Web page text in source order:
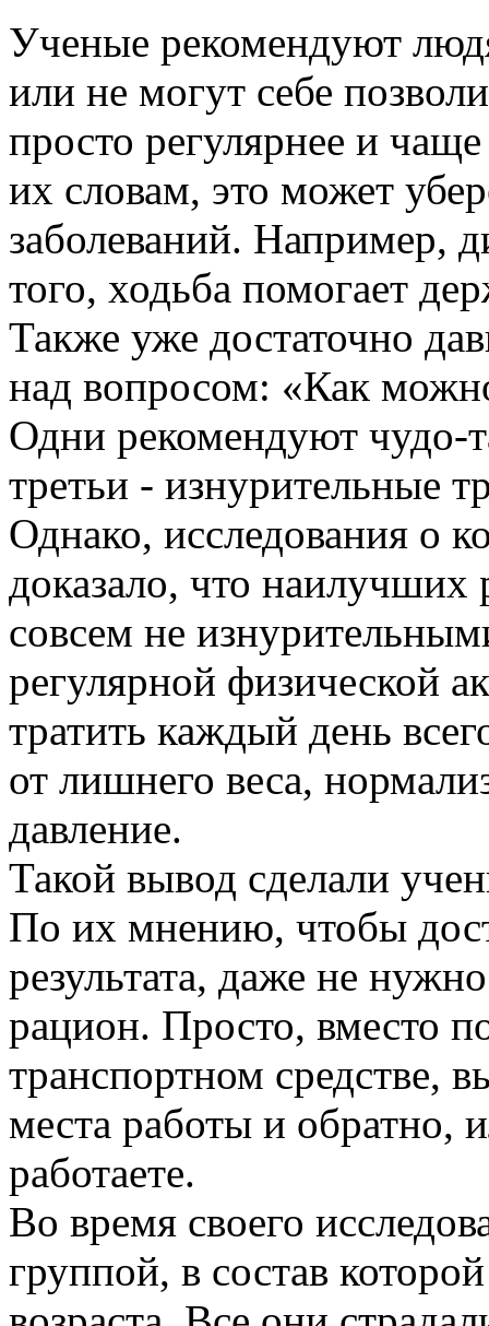
Ученые рекомендуют
или не могут себе
просто регулярнее и
их словам, это может
заболеваний. Например,
того, ходьба помогает
Также уже достаточно
над вопросом: «Как
Одни рекомендуют чудо-
третьи - изнурительные
Однако, исследования о
доказало, что наилучших
совсем не
регулярной физической
тратить каждый день
от лишнего веса,
давление.
Такой вывод сделали
По их мнению, чтобы
результата, даже не
рацион. Просто, вместо
транспортном средстве,
места работы и обратно,
работаете.
Во время своего
группой, в состав